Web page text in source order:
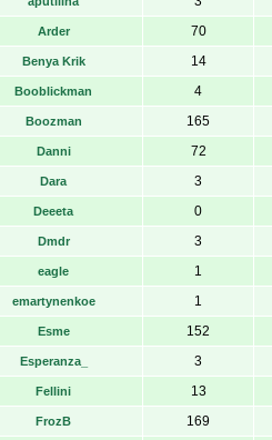
Arder 70
Benya Krik 14
Booblickman 4
Boozman 165
Danni 72
Dara 3
Deeeta 0
Dmdr 3
eagle 1
emartynenkoe 1
Esme 152
Esperanza_ 3
Fellini 13
FrozB 169